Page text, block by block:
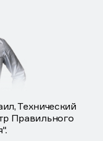
Технический
Правильного